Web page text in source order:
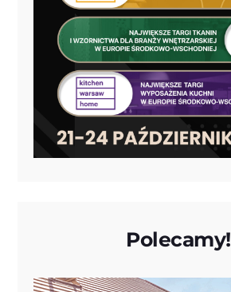
Polecamy!